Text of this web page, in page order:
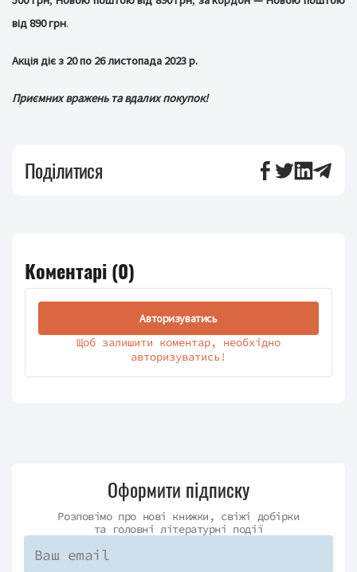
від 890 грн.
Акція діє з 20 по 26 листопада 2023 р.
Приємних вражень та вдалих покупок!
Поділитися
Коментарі (0)
Щоб залишити коментар, необхідно
авторизуватись!
Авторизуватись
Оформити підписку
Розповімо про нові книжки, свіжі добірки
та головні літературні події